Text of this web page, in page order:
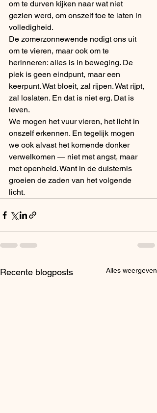
om te durven kijken naar wat niet
gezien werd, om onszelf toe te laten in
volledigheid.
De zomerzonnewende nodigt ons uit
om te vieren, maar ook om te
herinneren: alles is in beweging. De
piek is geen eindpunt, maar een
keerpunt. Wat bloeit, zal rijpen. Wat rijpt,
zal loslaten. En dat is niet erg. Dat is
leven.
We mogen het vuur vieren, het licht in
onszelf erkennen. En tegelijk mogen
we ook alvast het komende donker
verwelkomen — niet met angst, maar
met openheid. Want in de duisternis
groeien de zaden van het volgende
licht.
Recente blogposts Alles weergeven